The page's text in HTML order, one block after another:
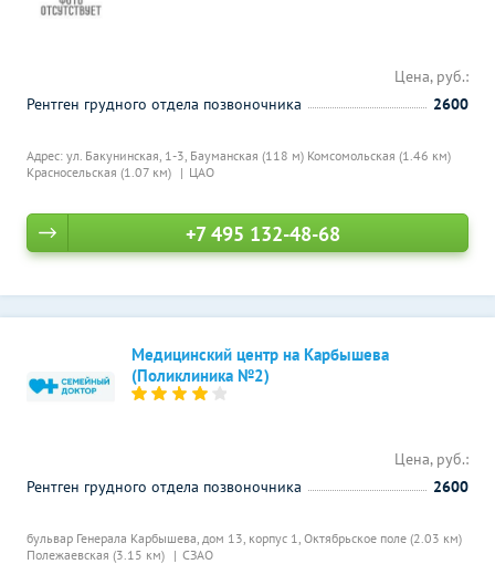
Адрес: ул. Бакунинская, 1-3, Бауманская (118 м) Комсомольская (1.46 км)
Красносельская (1.07 км)
ЦАО
Цена, руб.:
Рентген грудного отдела позвоночника
2600
+7 495 132-48-68
Медицинский центр на Карбышева
(Поликлиника №2)
бульвар Генерала Карбышева, дом 13, корпус 1, Октябрьское поле (2.03 км)
Полежаевская (3.15 км)
СЗАО
Цена, руб.:
Рентген грудного отдела позвоночника
2600